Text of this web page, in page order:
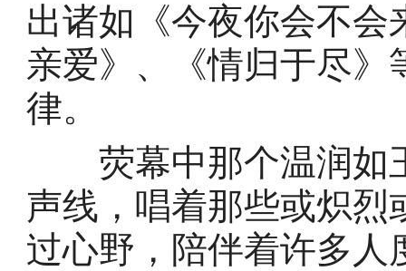
出诸如《今夜你会不
亲爱》、《情归于尽
律。
荧幕中那个温润如
声线，唱着那些或炽
过心野，陪伴着许多人